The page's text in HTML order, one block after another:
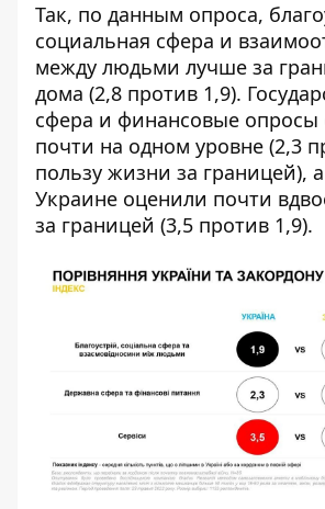
Так, по данным опроса,
социальная сфера и
между людьми лучше за
дома (2,8 против 1,9).
сфера и финансовые опросы
почти на одном уровне (2,3
пользу жизни за границей),
Украине оценили почти
за границей (3,5 против 1,9).